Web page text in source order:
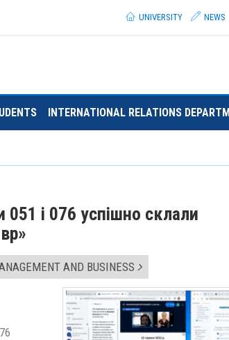
UNIVERSITY
NEWS
INTERNATIONAL RELATIONS
051 і 076 успішно склали
AND BUSINESS